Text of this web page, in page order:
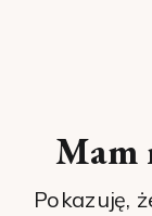
Pokazuję,
Mam